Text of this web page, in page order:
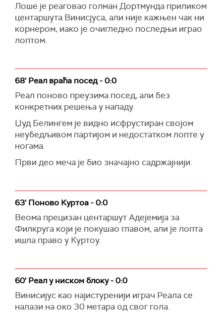
Лоше је реаговао голман Дортмунда приликом
центаршута Винисјуса, али није кажњен чак ни
корнером, иако је очигледно последњи играо
лоптом.
68' Реал враћа посед - 0:0
Реал поново преузима посед, али без
конкретних решења у нападу.
Џуд Белингем је видно исфрустиран својом
неубедљивом партијом и недостатком лопте у
ногама.
Први део меча је био значајно садржајнији.
63' Поново Куртоа - 0:0
Веома прецизан центаршут Адејемија за
Филкруга који је покушао главом, али је лопта
ишла право у Куртоу.
60' Реал у ниском блоку - 0:0
Винисијус као најистуренији играч Реала се
налази на око 30 метара од свог гола.